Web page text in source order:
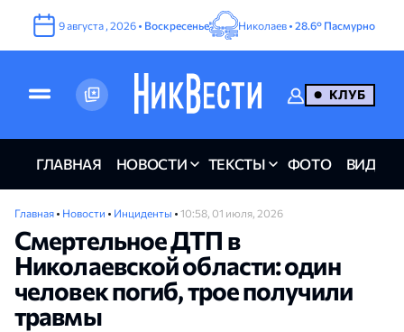
9августа , 2026 • Воскресенье Николаев • 28.6° Пасмурно
КЛУБ
ГЛАВНАЯ НОВОСТИ ТЕКСТЫ ФОТО ВИДЕО
Главная • Новости • Инциденты • 10:58, 01 июля, 2026
Смертельное ДТП в
Николаевской области: один
человек погиб, трое получили
травмы